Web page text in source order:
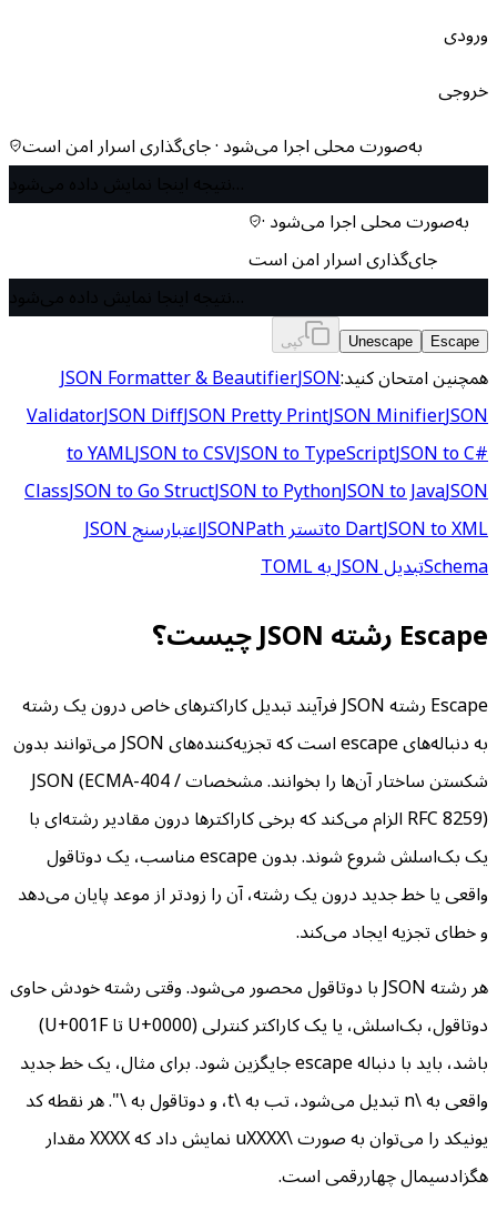
ورودی
خروجی
به‌صورت محلی اجرا می‌شود · جای‌گذاری اسرار امن است
به‌صورت محلی اجرا می‌شود ·
جای‌گذاری اسرار امن است
Escape
Unescape کپی
همچنین امتحان کنید: JSON Formatter & BeautifierJSON
ValidatorJSON DiffJSON Pretty PrintJSON MinifierJSON
to YAMLJSON to CSVJSON to TypeScriptJSON to C#
ClassJSON to Go StructJSON to PythonJSON to JavaJSON
to DartJSON to XML تستر JSONPath
اعتبارسنج JSON
Schemaتبدیل JSON به TOML
Escape رشته JSON چیست؟
Escape رشته JSON فرآیند تبدیل کاراکترهای خاص درون یک رشته
به دنباله‌های escape است که تجزیه‌کننده‌های JSON می‌توانند بدون
شکستن ساختار آن‌ها را بخوانند. مشخصات JSON (ECMA-404 /
RFC 8259) الزام می‌کند که برخی کاراکترها درون مقادیر رشته‌ای با
یک بک‌اسلش شروع شوند. بدون escape مناسب، یک دوتاقول
واقعی یا خط جدید درون یک رشته، آن را زودتر از موعد پایان می‌دهد
و خطای تجزیه ایجاد می‌کند.
هر رشته JSON با دوتاقول محصور می‌شود. وقتی رشته خودش حاوی
دوتاقول، بک‌اسلش، یا یک کاراکتر کنترلی (U+0000 تا U+001F)
باشد، باید با دنباله escape جایگزین شود. برای مثال، یک خط جدید
واقعی به \n تبدیل می‌شود، تب به \t، و دوتاقول به \". هر نقطه کد
یونیکد را می‌توان به صورت \uXXXX نمایش داد که XXXX مقدار
هگزادسیمال چهاررقمی است.